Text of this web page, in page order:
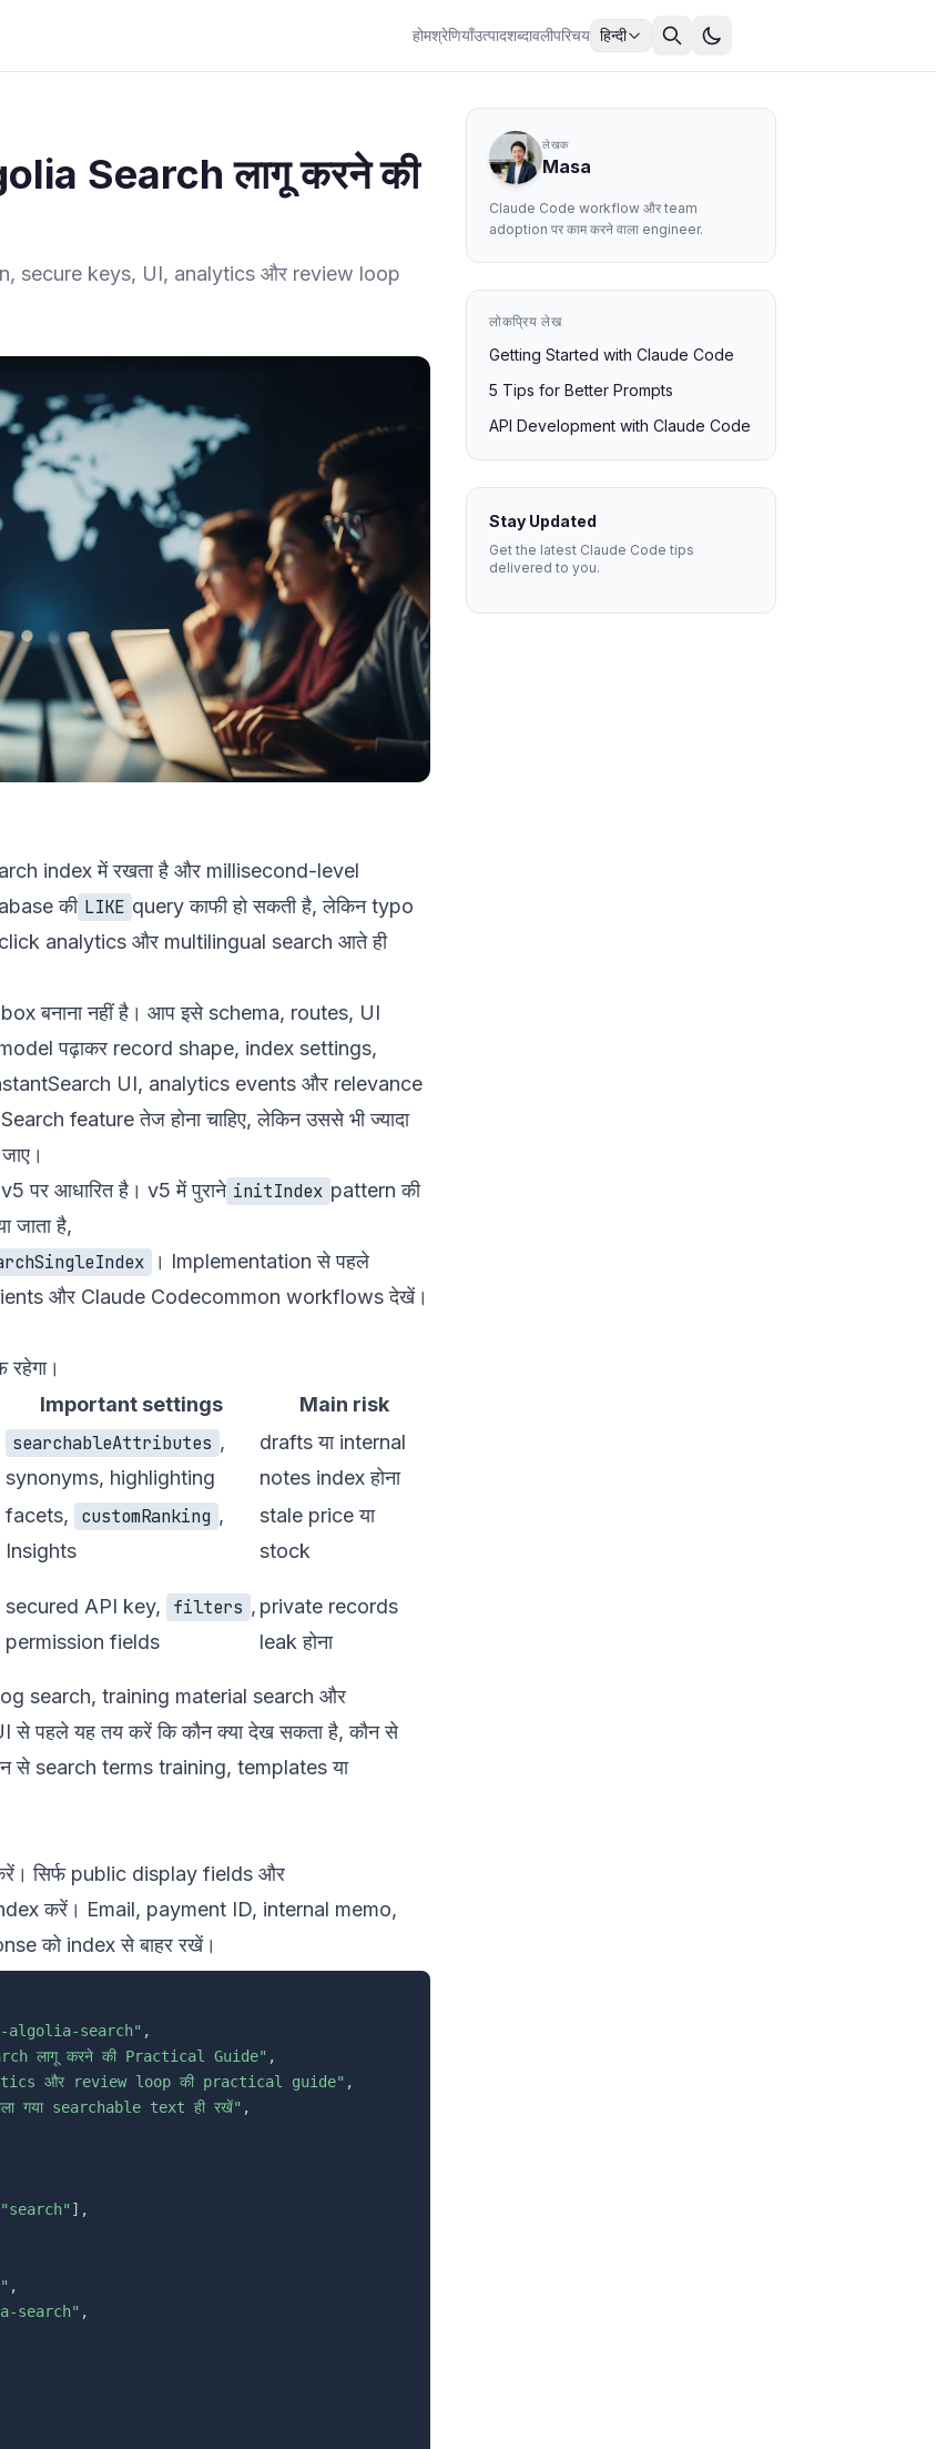
होमश्रेणियाँउत्पादशब्दावलीपरिचय हिन्दी
Search लागू करने की
secure keys, UI, analytics और review loop
index में रखता है और millisecond-level
की LIKE query काफी हो सकती है, लेकिन typo
analytics और multilingual search आते ही
बनाना नहीं है। आप इसे schema, routes, UI
पढ़ाकर record shape, index settings,
UI, analytics events और relevance
feature तेज होना चाहिए, लेकिन उससे भी ज्यादा
पर आधारित है। v5 में पुराने initIndex pattern की
जाता है,
। Implementation से पहले
और Claude Codecommon workflowsदेखें।
रहेगा।
Important settings
Main risk
searchableAttributes ,
synonyms, highlighting
drafts या internal
notes index होना
facets, customRanking ,
Insights
stale price या
stock
secured API key, filters ,
permission fields
private records
leak होना
search, training material search और
पहले यह तय करें कि कौन क्या देख सकता है, कौन से
से search terms training, templates या
सिर्फ public display fields और
करें। Email, payment ID, internal memo,
को index से बाहर रखें।
algolia-search" ,
लागू करने की Practical Guide" ,
और review loop की practical guide" ,
गया searchable text ही रखें" ,
"search" ] ,
,
search" ,
लेखक
Masa
Claude Code workflow और team
adoption पर काम करने वाला engineer.
लोकप्रिय लेख
Getting Started with Claude Code
5 Tips for Better Prompts
API Development with Claude Code
Stay Updated
Get the latest Claude Code tips
delivered to you.